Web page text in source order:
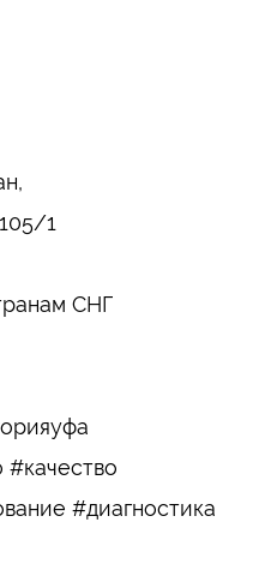
⠀
1⠀
СНГ⠀
#диагностика